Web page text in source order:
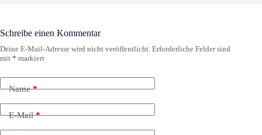
Schreibe einen Kommentar
Deine E-Mail-Adresse wird nicht veröffentlicht. Erforderliche Felder sind
mit * markiert
Name*
E-Mail*